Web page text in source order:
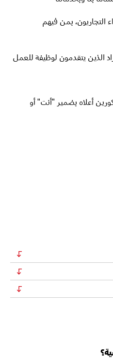
التجاريون، بمن فيهم
الذين يتقدمون لوظيفة للعمل
أعلاه بضمير "أنت" أو